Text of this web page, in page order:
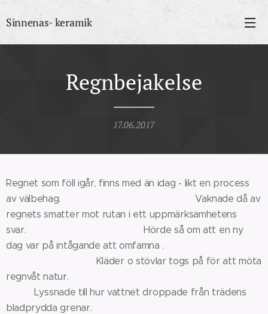
Sinnenas- keramik
Regnbejakelse
17.06.2017
Regnet som föll igår, finns med än idag - likt en process
av välbehag. Vaknade då av
regnets smatter mot rutan i ett uppmärksamhetens
svar. Hörde så om att en ny
dag var på intågande att omfamna .
Kläder o stövlar togs på för att möta
regnvåt natur.
Lyssnade till hur vattnet droppade från trädens
bladprydda grenar.